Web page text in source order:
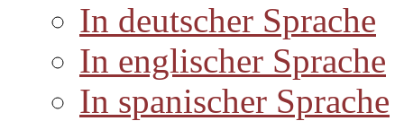
In deutscher Sprache
In englischer Sprache
In spanischer Sprache